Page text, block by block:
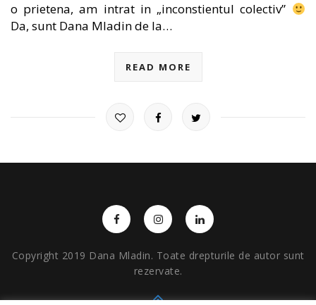
o prietena, am intrat in „inconstientul colectiv”
Da, sunt Dana Mladin de la…
READ MORE
Copyright 2019 Dana Mladin. Toate drepturile de autor sunt
rezervate.